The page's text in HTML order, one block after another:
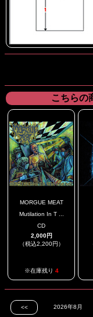
こちらの
MORGUE MEAT
Mutilation In T ...
CD
2,000円
（税込2,200円）
※在庫残り 4